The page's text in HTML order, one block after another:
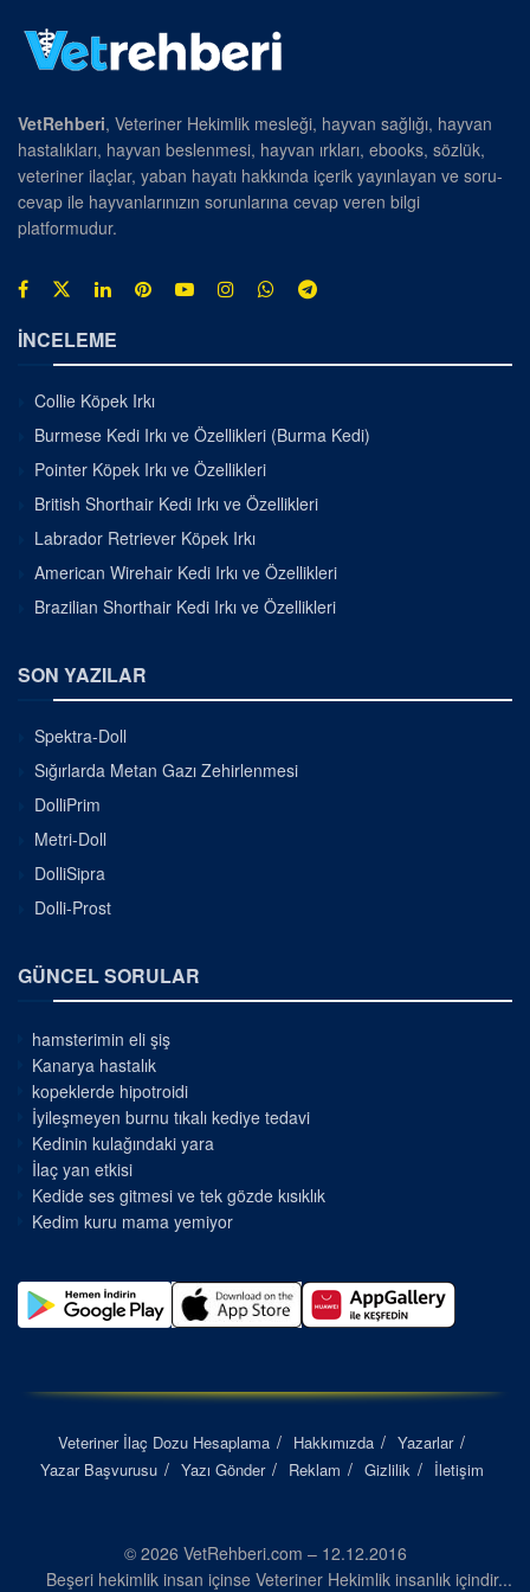
VetRehberi, Veteriner Hekimlik mesleği, hayvan sağlığı, hayvan
hastalıkları, hayvan beslenmesi, hayvan ırkları, ebooks, sözlük,
veteriner ilaçlar, yaban hayatı hakkında içerik yayınlayan ve soru-
cevap ile hayvanlarınızın sorunlarına cevap veren bilgi
platformudur.
İNCELEME
Collie Köpek Irkı
Burmese Kedi Irkı ve Özellikleri (Burma Kedi)
Pointer Köpek Irkı ve Özellikleri
British Shorthair Kedi Irkı ve Özellikleri
Labrador Retriever Köpek Irkı
American Wirehair Kedi Irkı ve Özellikleri
Brazilian Shorthair Kedi Irkı ve Özellikleri
SON YAZILAR
Spektra-Doll
Sığırlarda Metan Gazı Zehirlenmesi
DolliPrim
Metri-Doll
DolliSipra
Dolli-Prost
GÜNCEL SORULAR
hamsterimin eli şiş
Kanarya hastalık
kopeklerde hipotroidi
İyileşmeyen burnu tıkalı kediye tedavi
Kedinin kulağındaki yara
İlaç yan etkisi
Kedide ses gitmesi ve tek gözde kısıklık
Kedim kuru mama yemiyor
Veteriner İlaç Dozu Hesaplama Hakkımızda
Yazarlar
Yazar Başvurusu
Yazı Gönder Reklam Gizlilik İletişim
© 2026 VetRehberi.com – 12.12.2016
Beşeri hekimlik insan içinse Veteriner Hekimlik insanlık içindir...